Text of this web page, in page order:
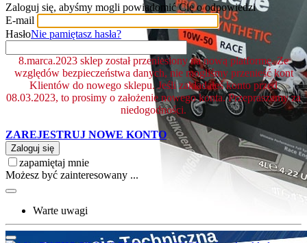
Zaloguj się, abyśmy mogli powiadomić Cię o odpowiedzi
E-mail
HasłoNie pamiętasz hasła?
8.marca.2023 sklep został przeniesiony na nową platformę. Ze
względów bezpieczeństwa danych, nie mogliśmy przenieść kont
Klientów do nowego sklepu. Jeśli zakładałeś konto przed
08.03.2023, to prosimy o założenie nowego konta. Przepraszamy za
niedogodności.
ZAREJESTRUJ NOWE KONTO
Zaloguj się
zapamiętaj mnie
Możesz być zainteresowany ...
Warte uwagi